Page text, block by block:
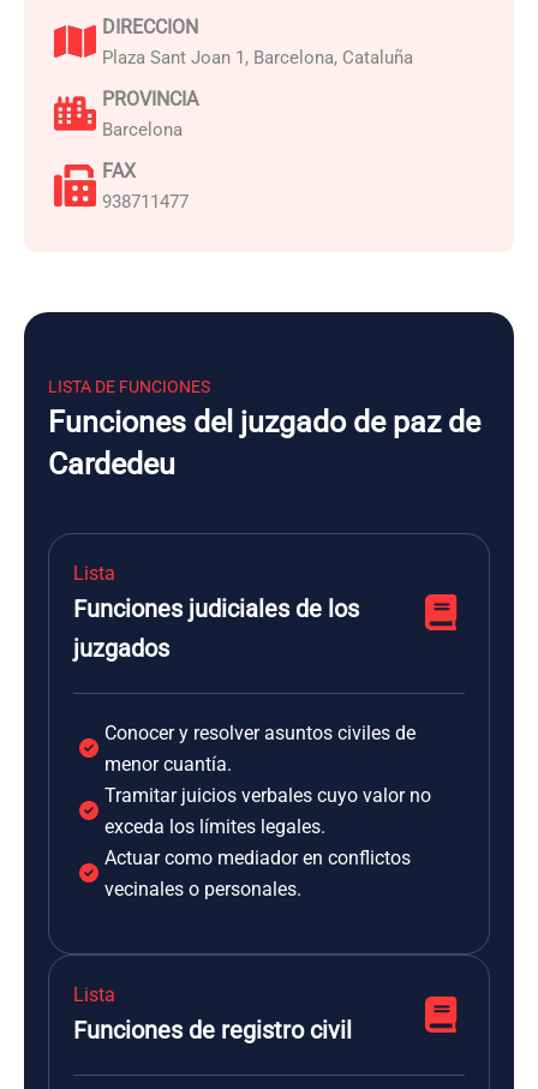
DIRECCION
Plaza Sant Joan 1, Barcelona, Cataluña
PROVINCIA
Barcelona
FAX
938711477
LISTA DE FUNCIONES
Funciones del juzgado de paz de
Cardedeu
Lista
Funciones judiciales de los
juzgados
Conocer y resolver asuntos civiles de
menor cuantía.
Tramitar juicios verbales cuyo valor no
exceda los límites legales.
Actuar como mediador en conflictos
vecinales o personales.
Lista
Funciones de registro civil